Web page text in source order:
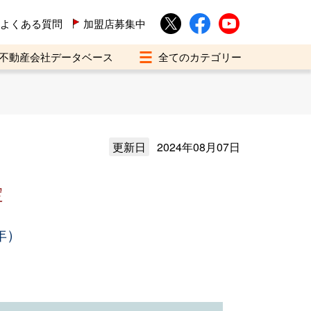
よくある質問 加盟店募集中
動産会社データベース
更新日 2024年08月07日